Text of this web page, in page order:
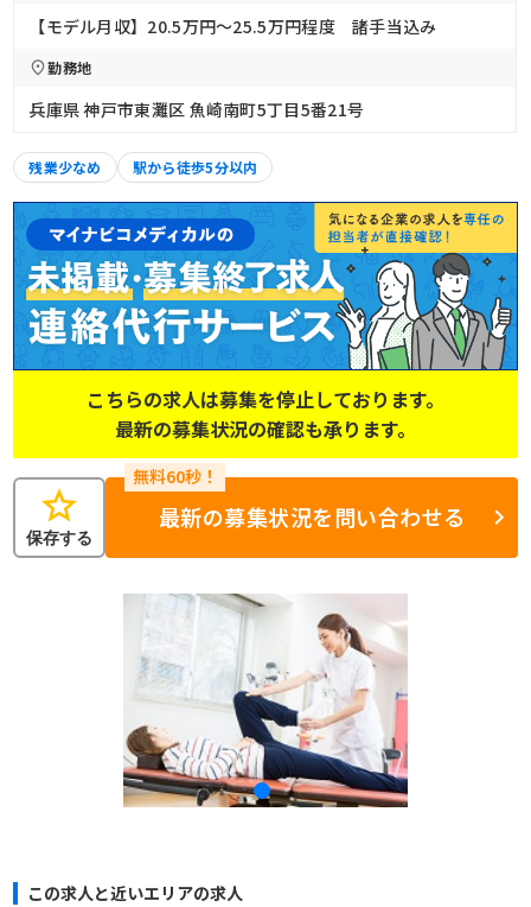
【モデル月収】20.5万円〜25.5万円程度 諸手当込み
勤務地
兵庫県 神戸市東灘区 魚崎南町5丁目5番21号
残業少なめ 駅から徒歩5分以内
こちらの求人は募集を停止しております。
最新の募集状況の確認も承ります。
star
保存する
最新の募集状況を問い合わせる
この求人と近いエリアの求人